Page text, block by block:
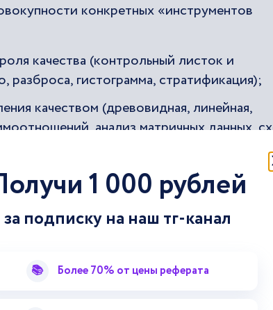
конкретных «инструментов
качества (контрольный листок и
гистограмма, стратификация);
качеством (древовидная, линейная,
анализ матричных данных,
(бенчмаркинг, функционально-
причин и последствий отказов, анализ
и «точно вовремя»);
«Шесть сигм», аппарат индексов
логики»).
находят применение на всех
1 000 рублей
за подписку на наш тг-канал
📚 Более 70% от цены реферата